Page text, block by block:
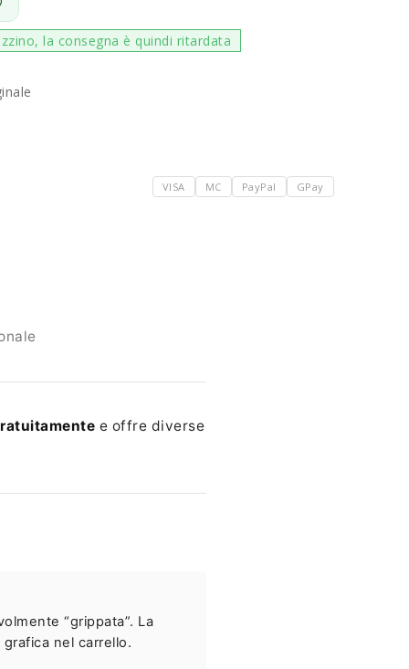
la consegna è quindi ritardata
VISA MC PayPal GPay
e offre diverse
“grippata”. La
nel carrello.